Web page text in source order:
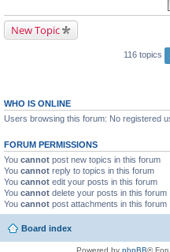
New Topic
116 topics
WHO IS ONLINE
Users browsing this forum: No registered
FORUM PERMISSIONS
You cannot post new topics in this forum
You cannot reply to topics in this forum
You cannot edit your posts in this forum
You cannot delete your posts in this forum
You cannot post attachments in this forum
Board index
Powered by phpBB®